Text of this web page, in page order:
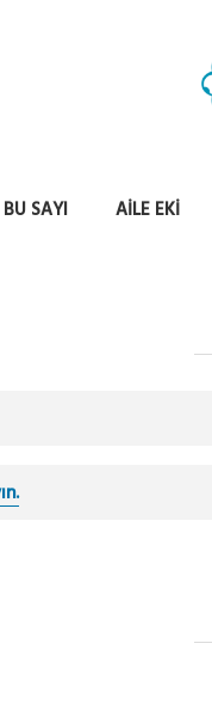
BU SAYI AILE EKI